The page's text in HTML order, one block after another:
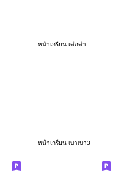
หน้าเกรียน เด๋อด๋า
หน้าเกรียน เบาเบา3